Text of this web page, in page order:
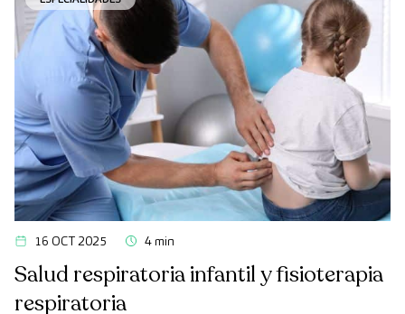
16 OCT 2025 4 min
Salud respiratoria infantil y fisioterapia
respiratoria